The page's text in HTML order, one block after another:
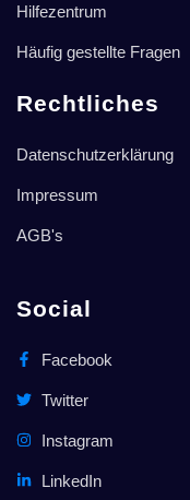
Hilfezentrum
Häufig gestellte Fragen
Rechtliches
Datenschutzerklärung
Impressum
AGB's
Social
Facebook
Twitter
Instagram
LinkedIn